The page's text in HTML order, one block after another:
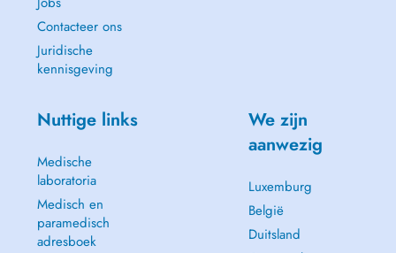
Contacteer ons
Juridische
kennisgeving
Nuttige links
Medische
laboratoria
Medisch en
paramedisch
adresboek
We zijn
aanwezig
Luxemburg
België
Duitsland